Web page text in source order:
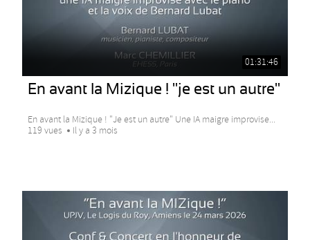
01:31:46
En avant la Mizique ! "je est un autre"
En avant la Mizique ! "Je est un autre" Une IA maigre improvise...
119 vues
Il y a 3 mois